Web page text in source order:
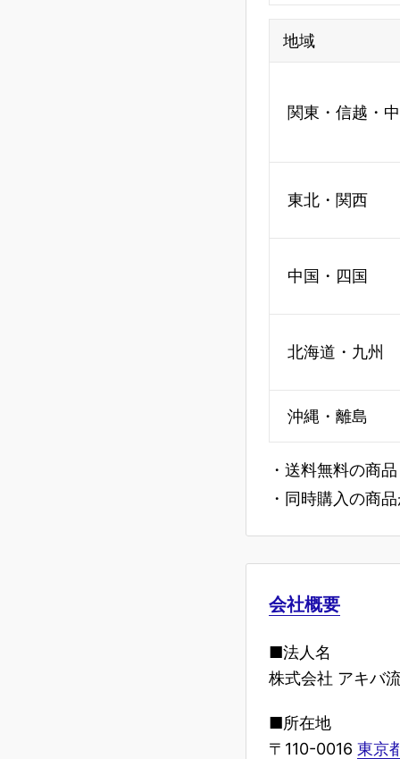
地域
関東・信越・
東北・関西
中国・四国
北海道・九州
沖縄・離島
・送料無料の商
・同時購入の商
会社概要
■法人名
株式会社 アキバ
■所在地
〒110-0016 東京